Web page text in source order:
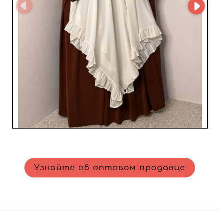
Узнайте об оптовом продавце